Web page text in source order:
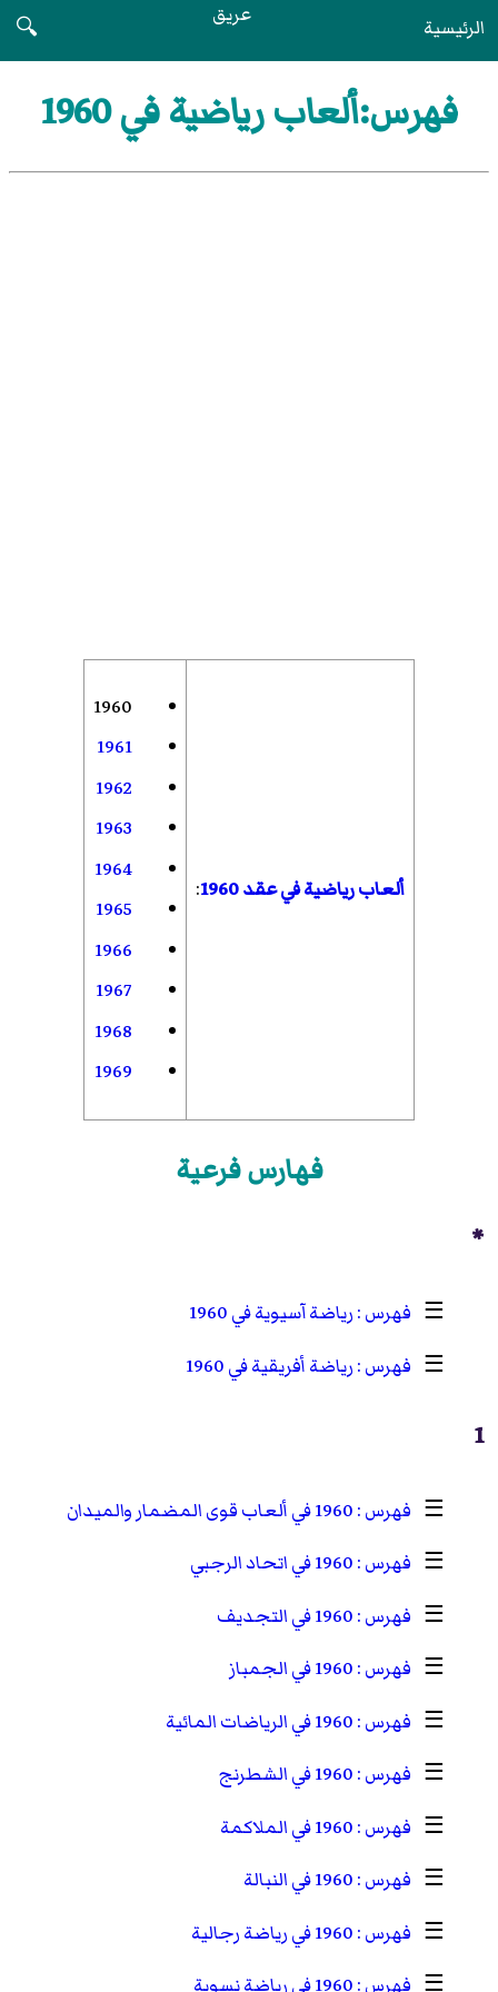
الرئيسية عريق
🔍
فهرس:ألعاب رياضية في 1960
ألعاب رياضية في عقد 1960 :
1960
1961
1962
1963
1964
1965
1966
1967
1968
1969
فهارس فرعية
*
☰
رياضة آسيوية في 1960
☰
رياضة أفريقية في 1960
1
☰
1960 في ألعاب قوى المضمار والميدان
☰
1960 في اتحاد الرجبي
☰
1960 في التجديف
☰
1960 في الجمباز
☰
1960 في الرياضات المائية
☰
1960 في الشطرنج
☰
1960 في الملاكمة
☰
1960 في النبالة
☰
1960 في رياضة رجالية
☰
1960 في رياضة نسوية